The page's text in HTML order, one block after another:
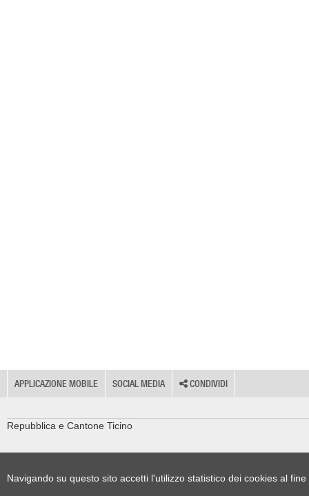
Navigando su questo sito accetti l'utilizzo statistico dei cookies al
APPLICAZIONE MOBILE SOCIAL MEDIA CONDIVIDI
Repubblica e Cantone Ticino